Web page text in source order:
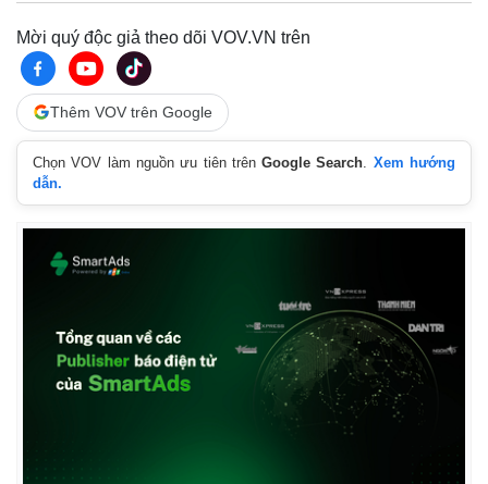
Giá cà phê
Mời quý độc giả theo dõi VOV.VN trên
Thêm VOV trên Google
Chọn VOV làm nguồn ưu tiên trênGoogle Search
Xem hướng
dẫn.